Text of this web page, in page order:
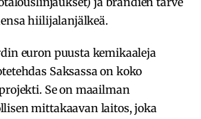
hiilijalanjälkeä.
euron puusta kemikaaleja
Saksassa on koko
Se on maailman
mittakaavan laitos, joka